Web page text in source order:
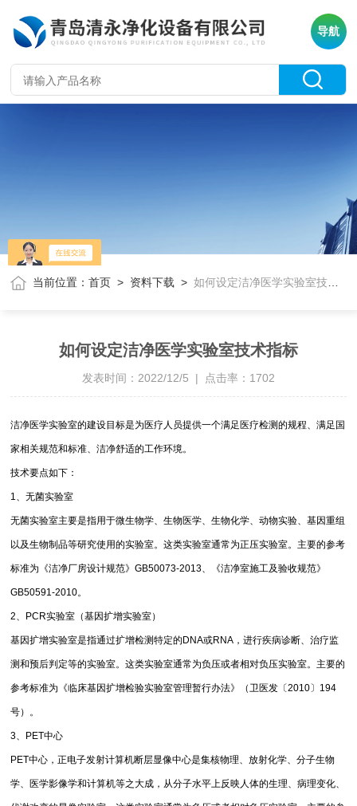
导航
当前位置：首页 > 资料下载 >如何设定洁净医学实验室技术指标
如何设定洁净医学实验室技术指标
发表时间：2022/12/5 | 点击率：1702
洁净医学实验室的建设目标是为医疗人员提供一个满足医疗检测的规程、满足国
家相关规范和标准、洁净舒适的工作环境。
技术要点如下：
1、无菌实验室
无菌实验室主要是指用于微生物学、生物医学、生物化学、动物实验、基因重组
以及生物制品等研究使用的实验室。这类实验室通常为正压实验室。主要的参考
标准为《洁净厂房设计规范》GB50073-2013、《洁净室施工及验收规范》
GB50591-2010。
2、PCR实验室（基因扩增实验室）
基因扩增实验室是指通过扩增检测特定的DNA或RNA，进行疾病诊断、治疗监
测和预后判定等的实验室。这类实验室通常为负压或者相对负压实验室。主要的
参考标准为《临床基因扩增检验实验室管理暂行办法》（卫医发〔2010〕194
号）。
3、PET中心
PET中心，正电子发射计算机断层显像中心是集核物理、放射化学、分子生物
学、医学影像学和计算机等之大成，从分子水平上反映人体的生理、病理变化、